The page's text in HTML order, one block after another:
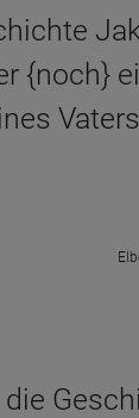
{noch}